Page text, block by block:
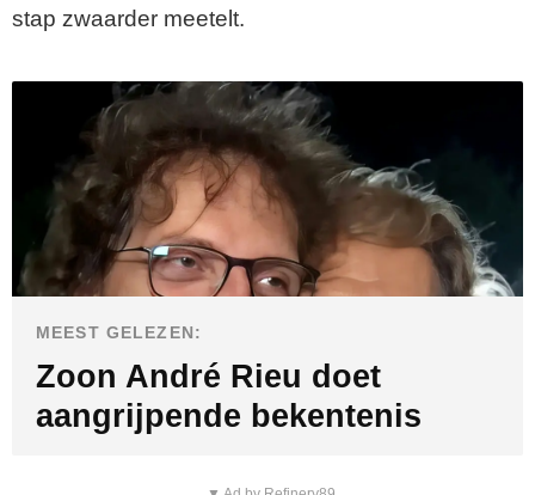
stap zwaarder meetelt.
MEEST GELEZEN:
Zoon André Rieu doet
aangrijpende bekentenis